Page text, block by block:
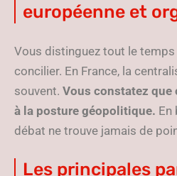
européenne et
Vous distinguez tout le temps
concilier. En France, la
souvent. Vous constatez que
à la posture géopolitique. En
débat ne trouve jamais de
Les principales